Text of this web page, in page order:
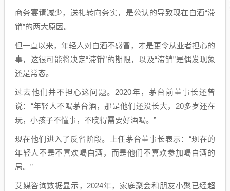
商务宴请减少，送礼转向务实，是公认的导致现在白酒“滞
销”的两大原因。
但一直以来，年轻人对白酒不感冒，才是更令从业者担心的
事，这很可能将决定“滞销”的期限，以及“滞销”是偶发现象
还是常态。
过去他们并不担心这问题。2020年，茅台前董事长还曾
说：“年轻人不喝茅台酒，那是他们还没长大，20多岁还在
玩，小孩子不懂事，不晓得需要好酒喝。”
现在他们进入了反省阶段。上任茅台董事长表示：“现在的
年轻人不是不喜欢喝白酒，而是他们不喜欢参加喝白酒的
局。”
艾媒咨询数据显示，2024年，家庭聚会和朋友小聚已经超